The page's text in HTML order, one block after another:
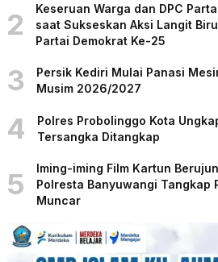
2
Keseruan Warga dan DPC
saat Sukseskan Aksi Langit
Partai Demokrat Ke-25
3
Persik Kediri Mulai Panasi
Musim 2026/2027
4
Polres Probolinggo Kota
Tersangka Ditangkap
5
Iming-iming Film Kartun
Polresta Banyuwangi Tangkap
Muncar